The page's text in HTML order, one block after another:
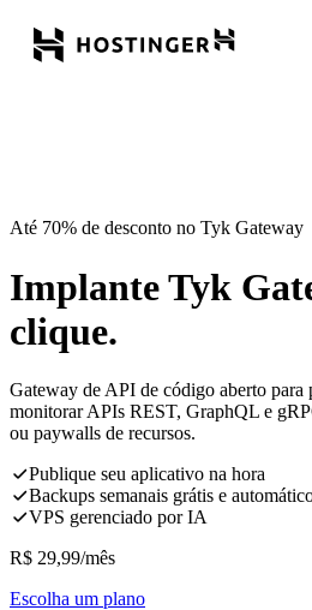
Até 70% de desconto no Tyk Gateway
Implante Tyk
clique.
Gateway de API de código aberto para
monitorar APIs REST, GraphQL e
ou paywalls de recursos.
Publique seu aplicativo na hora
Backups semanais grátis e
VPS gerenciado por IA
R$ 29,99/mês
Escolha um plano